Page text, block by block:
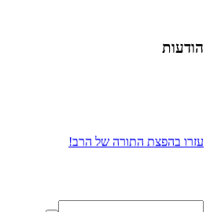
הודעות
עזרו בהפצת התורה של הרב!